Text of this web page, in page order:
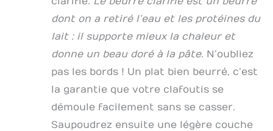
dont on a retiré l’eau et les protéines du
lait : il supporte mieux la chaleur et
donne un beau doré à la pâte. N’oubliez
pas les bords ! Un plat bien beurré, c’est
la garantie que votre clafoutis se
démoule facilement sans se casser.
Saupoudrez ensuite une légère couche